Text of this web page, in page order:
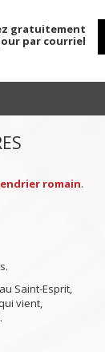
gratuitement
par courriel
romain.
Saint-Esprit,
vient,